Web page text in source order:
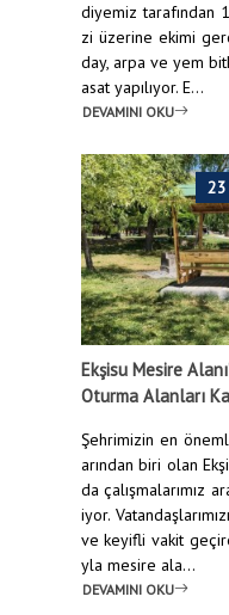
diyemiz tarafından
zi üzerine ekimi
day, arpa ve yem
asat yapılıyor. E...
DEVAMINI OKU
Ekşisu Mesire
Oturma Alanları
Şehrimizin en
arından biri olan
da çalışmalarımız
iyor.
ve keyifli vakit
yla mesire ala...
DEVAMINI OKU